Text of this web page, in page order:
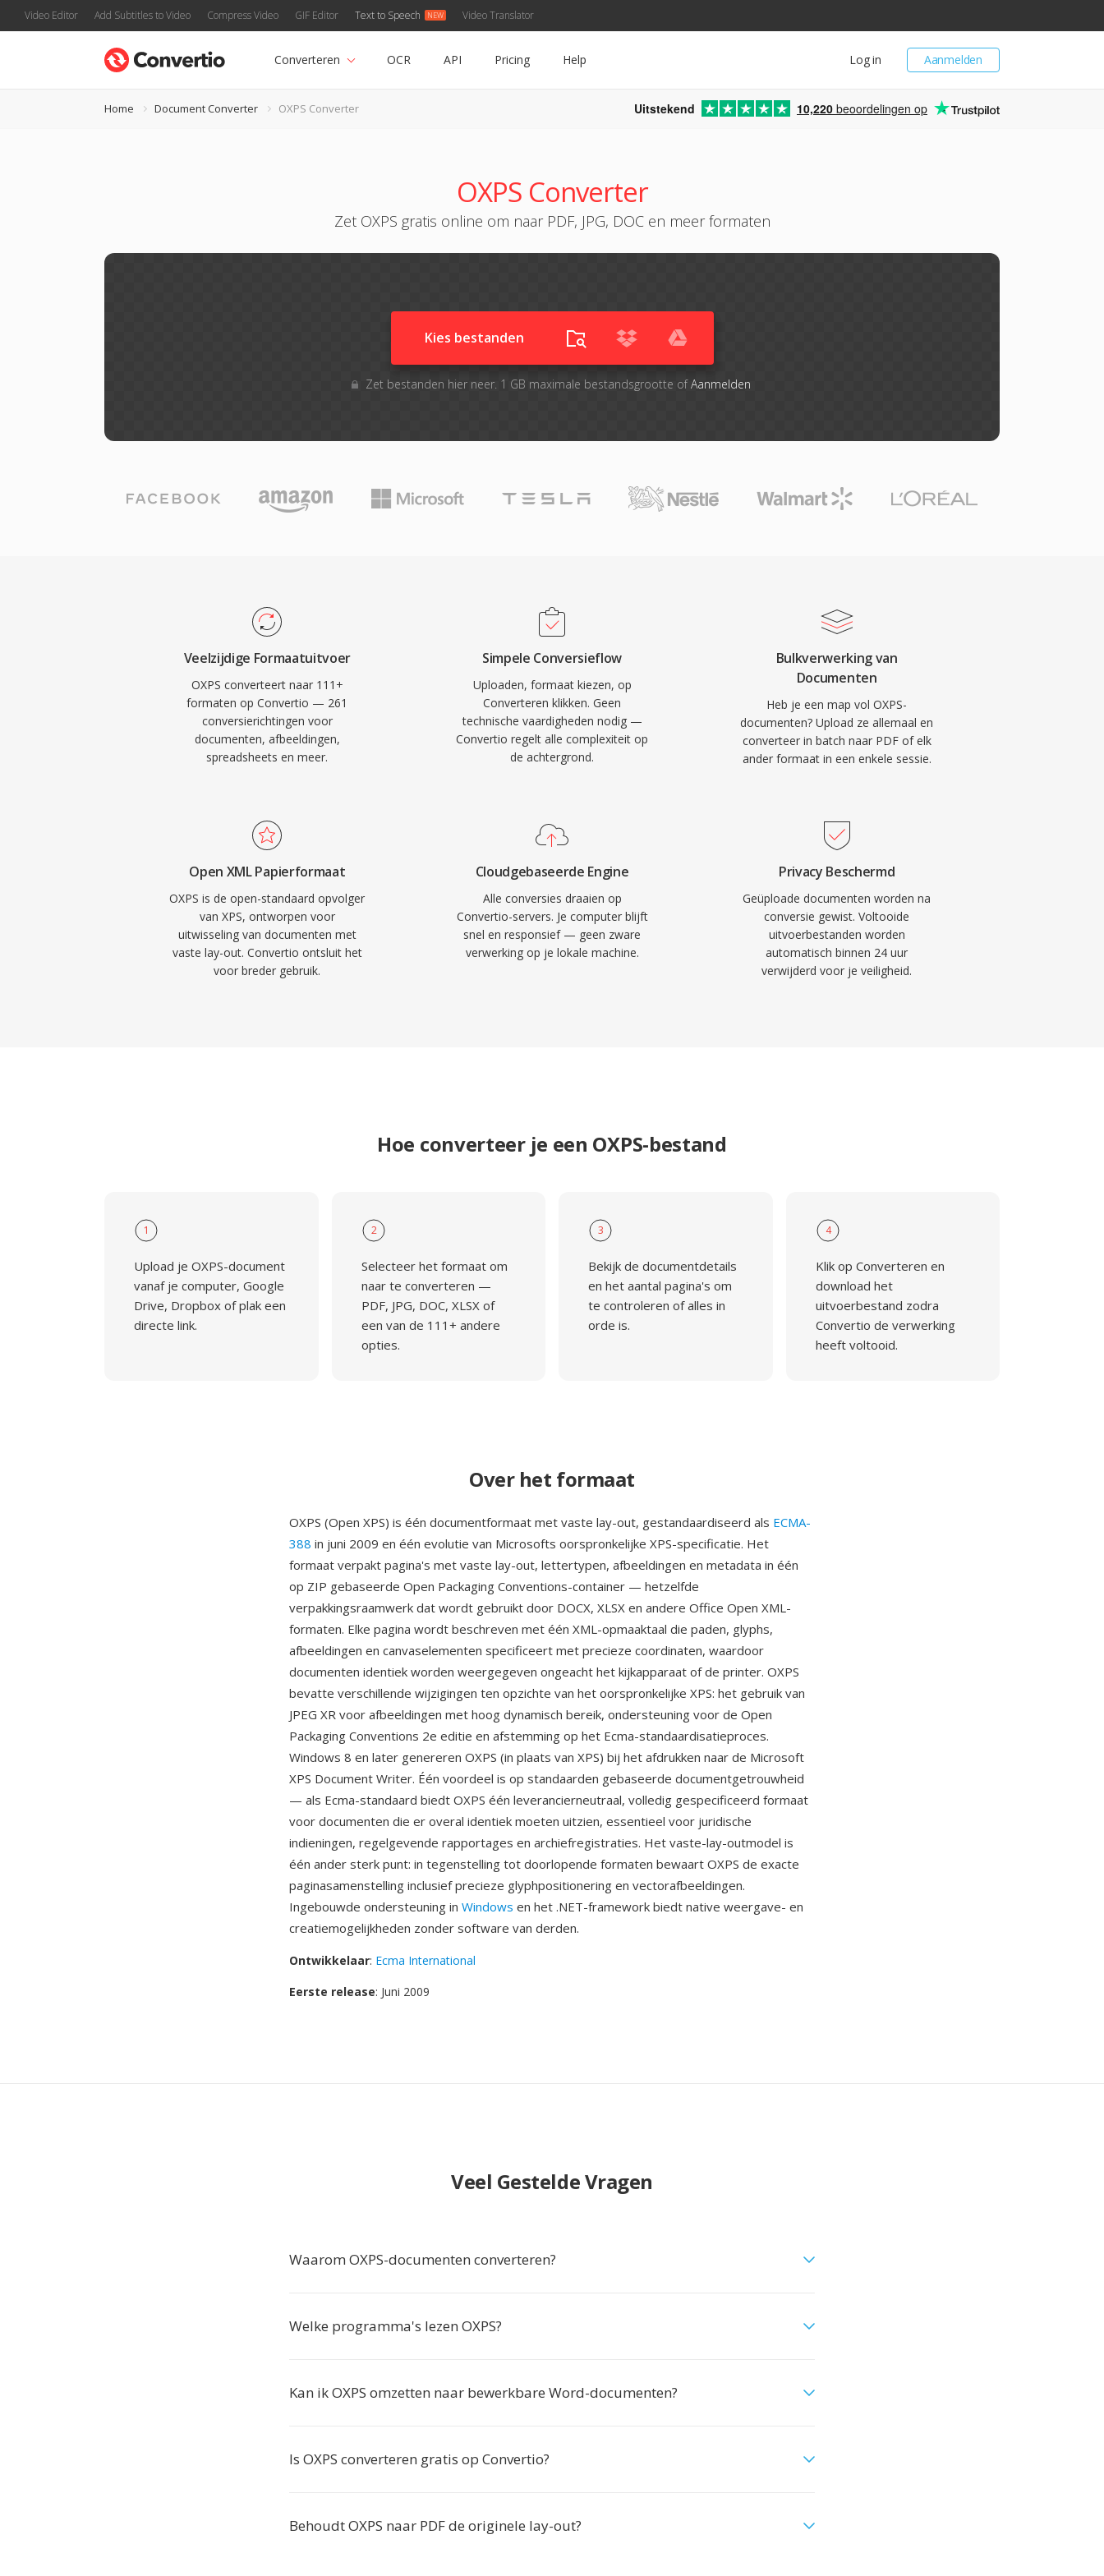
Video Editor Add Subtitles to Video Compress Video GIF Editor Text to Speech Video Translator
Aanmelden
Log in
Converteren OCR API Pricing Help
Home Document Converter OXPS Converter Uitstekend 10,220 beoordelingen op
OXPS Converter
Zet OXPS gratis online om naar PDF, JPG, DOC en meer formaten
Kies bestanden
Zet bestanden hier neer. 1 GB maximale bestandsgrootte ofAanmelden
Veelzijdige Formaatuitvoer
OXPS converteert naar 111+
formaten op Convertio — 261
conversierichtingen voor
documenten, afbeeldingen,
spreadsheets en meer.
Simpele Conversieflow
Uploaden, formaat kiezen, op
Converteren klikken. Geen
technische vaardigheden nodig —
Convertio regelt alle complexiteit op
de achtergrond.
Bulkverwerking van
Documenten
Heb je een map vol OXPS-
documenten? Upload ze allemaal en
converteer in batch naar PDF of elk
ander formaat in een enkele sessie.
Open XML Papierformaat
OXPS is de open-standaard opvolger
van XPS, ontworpen voor
uitwisseling van documenten met
vaste lay-out. Convertio ontsluit het
voor breder gebruik.
Cloudgebaseerde Engine
Alle conversies draaien op
Convertio-servers. Je computer blijft
snel en responsief — geen zware
verwerking op je lokale machine.
Privacy Beschermd
Geüploade documenten worden na
conversie gewist. Voltooide
uitvoerbestanden worden
automatisch binnen 24 uur
verwijderd voor je veiligheid.
Hoe converteer je een OXPS-bestand
1
Upload je OXPS-document
vanaf je computer, Google
Drive, Dropbox of plak een
directe link.
2
Selecteer het formaat om
naar te converteren —
PDF, JPG, DOC, XLSX of
een van de 111+ andere
opties.
3
Bekijk de documentdetails
en het aantal pagina's om
te controleren of alles in
orde is.
4
Klik op Converteren en
download het
uitvoerbestand zodra
Convertio de verwerking
heeft voltooid.
Over het formaat
OXPS (Open XPS) is één documentformaat met vaste lay-out, gestandaardiseerd als ECMA-
388 in juni 2009 en één evolutie van Microsofts oorspronkelijke XPS-specificatie. Het
formaat verpakt pagina's met vaste lay-out, lettertypen, afbeeldingen en metadata in één
op ZIP gebaseerde Open Packaging Conventions-container — hetzelfde
verpakkingsraamwerk dat wordt gebruikt door DOCX, XLSX en andere Office Open XML-
formaten. Elke pagina wordt beschreven met één XML-opmaaktaal die paden, glyphs,
afbeeldingen en canvaselementen specificeert met precieze coordinaten, waardoor
documenten identiek worden weergegeven ongeacht het kijkapparaat of de printer. OXPS
bevatte verschillende wijzigingen ten opzichte van het oorspronkelijke XPS: het gebruik van
JPEG XR voor afbeeldingen met hoog dynamisch bereik, ondersteuning voor de Open
Packaging Conventions 2e editie en afstemming op het Ecma-standaardisatieproces.
Windows 8 en later genereren OXPS (in plaats van XPS) bij het afdrukken naar de Microsoft
XPS Document Writer. Één voordeel is op standaarden gebaseerde documentgetrouwheid
— als Ecma-standaard biedt OXPS één leverancierneutraal, volledig gespecificeerd formaat
voor documenten die er overal identiek moeten uitzien, essentieel voor juridische
indieningen, regelgevende rapportages en archiefregistraties. Het vaste-lay-outmodel is
één ander sterk punt: in tegenstelling tot doorlopende formaten bewaart OXPS de exacte
paginasamenstelling inclusief precieze glyphpositionering en vectorafbeeldingen.
Ingebouwde ondersteuning in Windows en het .NET-framework biedt native weergave- en
creatiemogelijkheden zonder software van derden.
Ontwikkelaar: Ecma International
Eerste release: Juni 2009
Veel Gestelde Vragen
Waarom OXPS-documenten converteren?
Welke programma's lezen OXPS?
Kan ik OXPS omzetten naar bewerkbare Word-documenten?
Is OXPS converteren gratis op Convertio?
Behoudt OXPS naar PDF de originele lay-out?